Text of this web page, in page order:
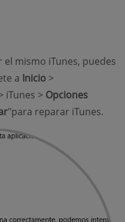
mismo iTunes, puedes
a Inicio >
iTunes > Opciones
"para reparar iTunes.